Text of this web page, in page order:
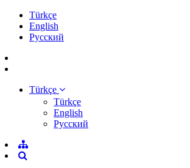
Türkçe
English
Pусский
Türkçe
Türkçe
English
Pусский